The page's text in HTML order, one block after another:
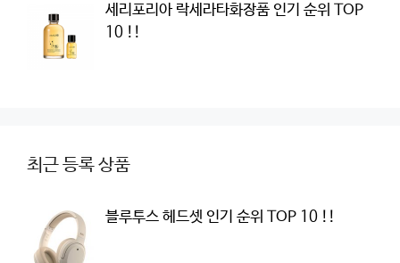
세리포리아 락세라타화장품 인기 순위 TOP
10 !!
최근 등록 상품
블루투스 헤드셋 인기 순위 TOP 10 !!